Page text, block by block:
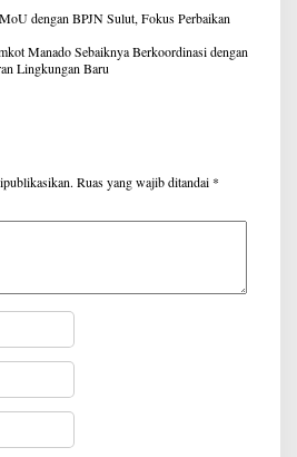
dengan BPJN Sulut, Fokus Perbaikan
Manado Sebaiknya Berkoordinasi dengan
Lingkungan Baru
Ruas yang wajib ditandai *